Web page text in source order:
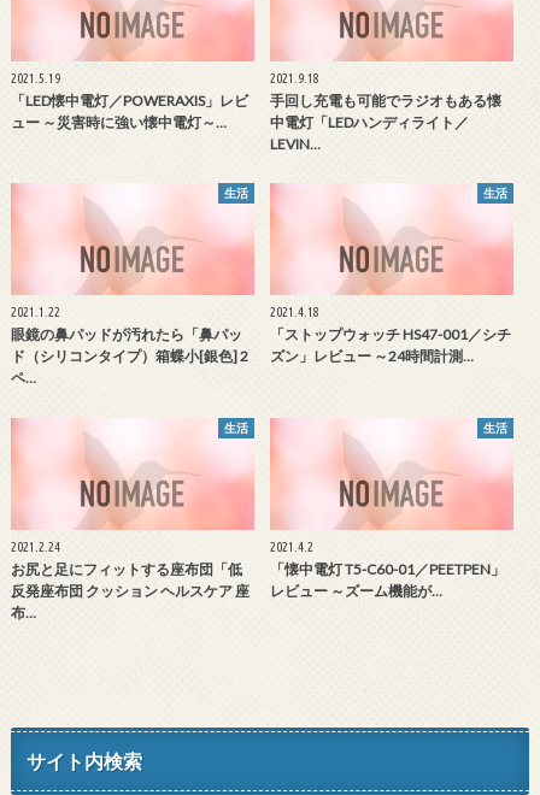
2021.5.19
「LED懐中電灯／POWERAXIS」レビ
ュー ～災害時に強い懐中電灯～…
2021.9.18
手回し充電も可能でラジオもある懐
中電灯「LEDハンディライト／
LEVIN…
生活
2021.1.22
眼鏡の鼻パッドが汚れたら「鼻パッ
ド（シリコンタイプ）箱蝶小[銀色] 2
ペ…
生活
2021.4.18
「ストップウォッチ HS47-001／シチ
ズン」レビュー ～24時間計測…
生活
2021.2.24
お尻と足にフィットする座布団「低
反発座布団 クッション ヘルスケア 座
布…
生活
2021.4.2
「懐中電灯 T5-C60-01／PEETPEN」
レビュー ～ズーム機能が…
サイト内検索